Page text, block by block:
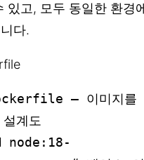
있고, 모두 동일한 환경
다.
— 이미지를
계도
node:18-